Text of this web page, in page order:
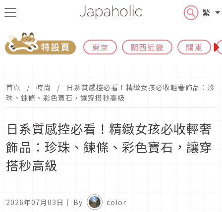
繁
東京 關西近畿 關東
首頁 時尚
日系質感控必看！精緻女孩必收輕奢飾品：珍
珠、鍊條、彩色寶石，讓穿搭秒高級
日系質感控必看！精緻女孩必收輕奢
飾品：珍珠、鍊條、彩色寶石，讓穿
搭秒高級
2026年07月03日 ｜ By color